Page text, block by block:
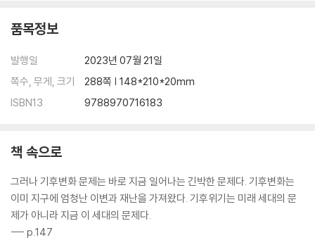
품목정보
발행일
2023년 07월 21일
쪽수, 무게, 크기
288쪽 | 148*210*20mm
ISBN13
9788970716183
책 속으로
그러나 기후변화 문제는 바로 지금 일어나는 긴박한 문제다. 기후변화는
이미 지구에 엄청난 이변과 재난을 가져왔다. 기후위기는 미래 세대의 문
제가 아니라 지금 이 세대의 문제다.
--- p.147